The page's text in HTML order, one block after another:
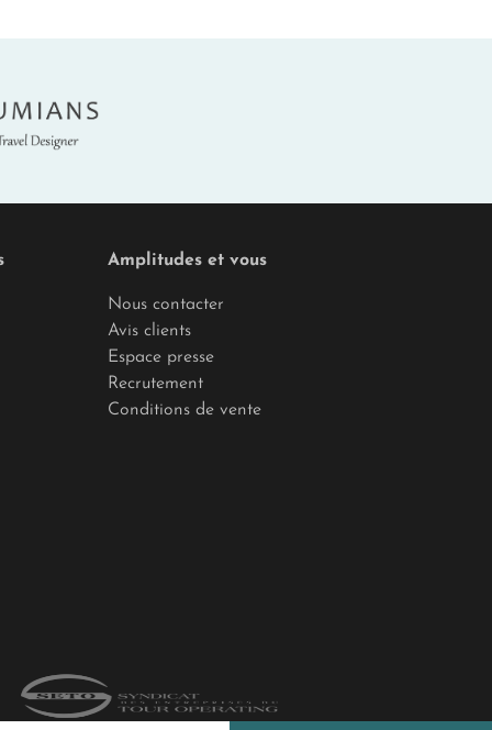
Amplitudes et vous
Nous contacter
Avis clients
Espace presse
Recrutement
Conditions de vente